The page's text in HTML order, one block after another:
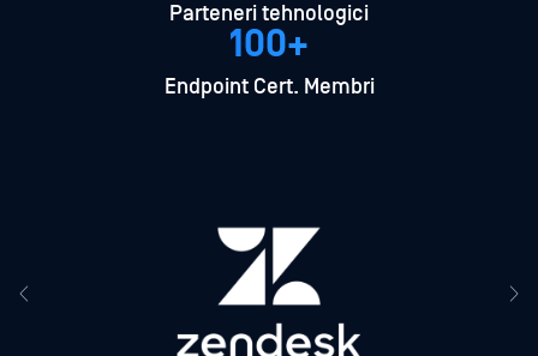
Parteneri tehnologici
100+
Endpoint Cert. Membri